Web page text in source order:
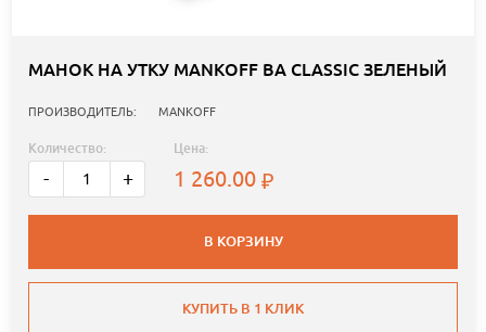
МАНОК НА УТКУ MANKOFF BA CLASSIC ЗЕЛЕНЫЙ
ПРОИЗВОДИТЕЛЬ: MANKOFF
Количество:
- +
Цена:
1 260.00
В КОРЗИНУ
КУПИТЬ В 1 КЛИК